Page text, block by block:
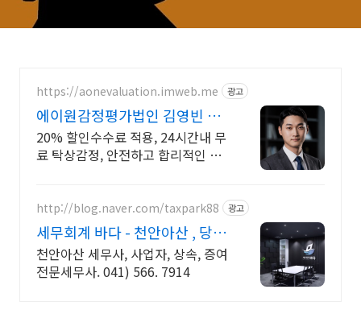
https://aonevaluation.imweb.me 광고
에이원감정평가법인 김영빈 상
속증여세 절세
20% 할인수수료 적용, 24시간내 무
료 탁상감정, 안전하고 합리적인 결
http://blog.naver.com/taxpark88 광고
세무회계 바다 - 천안아산 , 당신
의 친절한 절세파트너
천안아산 세무사, 사업자, 상속, 증여
전문세무사. 041) 566. 7914